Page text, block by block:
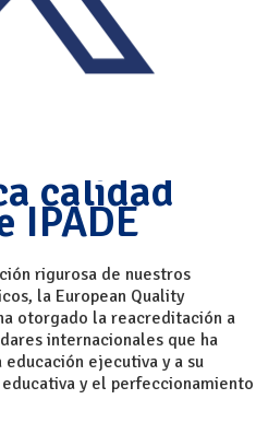
calidad
IPADE
rigurosa de nuestros
la European Quality
otorgado la reacreditación a
internacionales que ha
ejecutiva y a su
y el perfeccionamiento